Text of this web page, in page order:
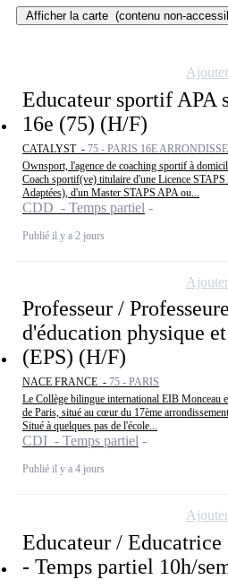
Afficher la carte (contenu non-
Educateur sportif APA
16e (75) (H/F)
CATALYST - 75 - PARIS 16E
Ownsport, l'agence de coaching sportif à
Coach sportif(ve) titulaire d'une Licence
Adaptées), d'un Master STAPS APA ou...
CDD - Temps partiel
Publié il y a 2 jours
Professeur / Professeure
d'éducation physique
(EPS) (H/F)
NACE FRANCE - 75 - PARIS
Le Collège bilingue international EIB Monceau
de Paris, situé au cœur du 17ème
Situé à quelques pas de l'école...
CDI - Temps partiel
Publié il y a 4 jours
Educateur /
- Temps partiel 10h/